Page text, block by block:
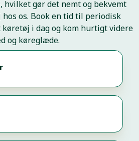
hvilket gør det nemt og bekvemt
os. Book en tid til periodisk
i dag og kom hurtigt videre
og køreglæde.